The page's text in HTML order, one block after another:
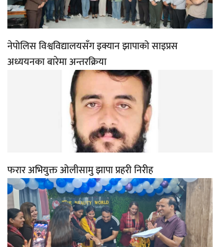
नेपोलिस विश्वविद्यालयसँग इक्यान झापाको साइप्रस
अध्ययनका बारेमा अन्तरक्रिया
फरार अभियुक्त ओलीसामु झापा प्रहरी निरीह